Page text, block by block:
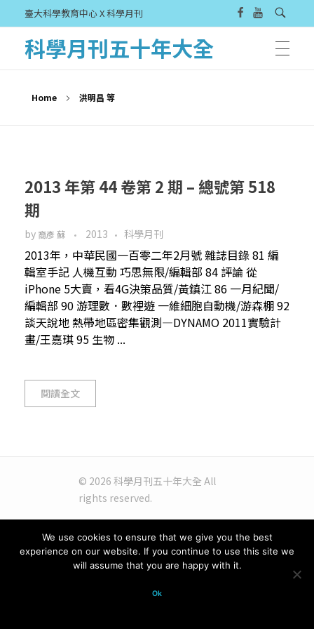
臺大科學教育中心 X 科學月刊
科學月刊五十年大全
Home 洪明昌 等
2013 年第 44 卷第 2 期 – 總號第 518
期
by 裔彥 蘇 2013 科學月刊
2013年，中華民國一百零二年2月號 雜誌目錄 81 編
輯室手記 人機互動 巧思無限/編輯部 84 評論 從
iPhone 5大賣，看4G決策品質/黃鎮江 86 一月紀聞/
編輯部 90 游理數．數裡遊 一維細胞自動機/游森棚 92
談天說地 熱帶地區密集觀測—DYNAMO 2011實驗計
畫/王嘉琪 95 生物 ...
閱讀全文
© 2026 科學月刊五十年大全 All
rights reserved.
We use cookies to ensure that we give you the best
experience on our website. If you continue to use this site we
will assume that you are happy with it.
Ok